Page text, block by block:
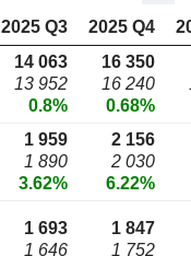
2025 Q3 2025 Q4
14 063
13 952
0.8%
16 350
16 240
0.68%
1 959
1 890
3.62%
2 156
2 030
6.22%
1 693
1 646
1 847
1 752